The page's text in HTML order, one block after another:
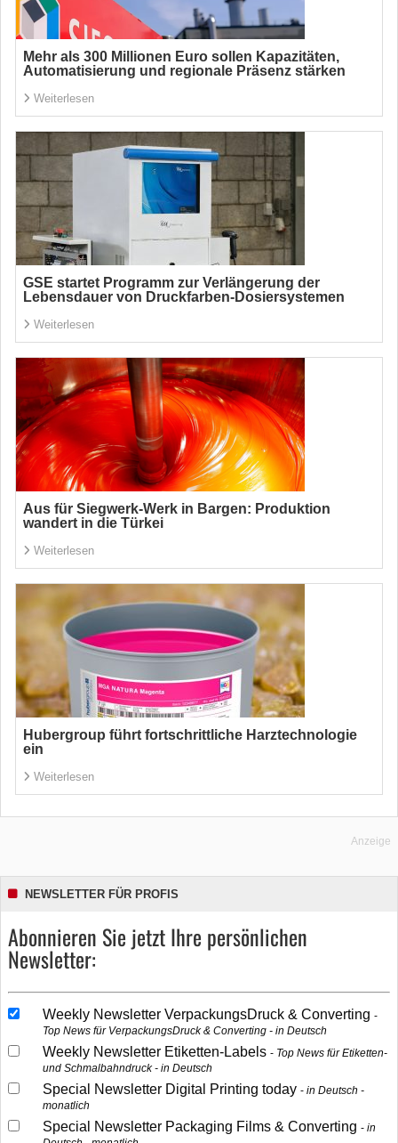
Mehr als 300 Millionen Euro sollen Kapazitäten,
Automatisierung und regionale Präsenz stärken
Weiterlesen
GSE startet Programm zur Verlängerung der
Lebensdauer von Druckfarben-Dosiersystemen
Weiterlesen
Aus für Siegwerk-Werk in Bargen: Produktion
wandert in die Türkei
Weiterlesen
Hubergroup führt fortschrittliche Harztechnologie
ein
Weiterlesen
Anzeige
NEWSLETTER FÜR PROFIS
Abonnieren Sie jetzt Ihre persönlichen
Newsletter:
Weekly Newsletter VerpackungsDruck & Converting
Top News für VerpackungsDruck & Converting - in Deutsch
Weekly Newsletter Etiketten-Labels
Top News für Etiketten-
und Schmalbahndruck - in Deutsch
Special Newsletter Digital Printing today
in Deutsch -
monatlich
Special Newsletter Packaging Films & Converting
in